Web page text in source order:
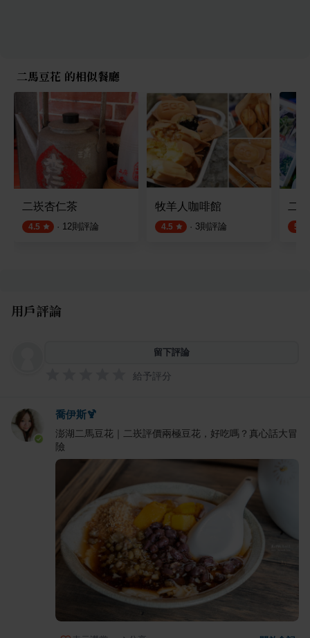
二馬豆花 的相似餐廳
二崁杏仁茶
4.5 · 12則評論
牧羊人咖啡館
4.5 · 3則評論
二
5.0
用戶評論
留下評論
給予評分
喬伊斯🍹
澎湖二馬豆花｜二崁評價兩極豆花，好吃嗎？真心話大冒
險